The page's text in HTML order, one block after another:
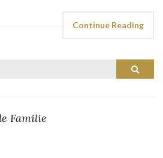
Continue Reading
Search
Familie